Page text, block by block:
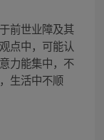
前世业障及其
点中，可能认
力能集中，不
生活中不顺